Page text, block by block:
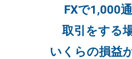
FXで1,000
取引をする
いくらの損益